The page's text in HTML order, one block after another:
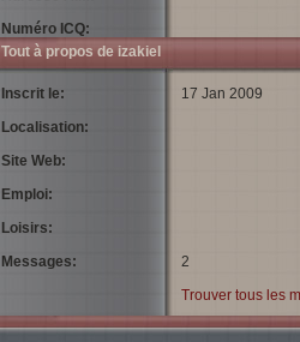
Numéro ICQ:
Tout à propos de izakiel
Inscrit le:
Localisation:
Site Web:
Emploi:
Loisirs:
Messages:
17 Jan 2009
2
Trouver tous les